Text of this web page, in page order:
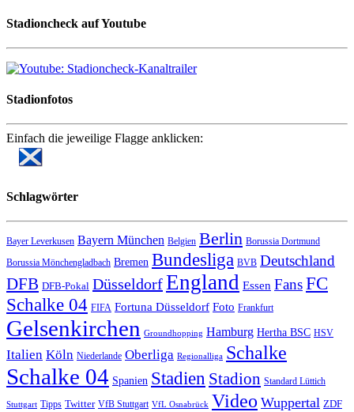
Stadioncheck auf Youtube
Stadionfotos
Einfach die jeweilige Flagge anklicken:
Schlagwörter
Bayer Leverkusen Bayern München Belgien Berlin Borussia Dortmund
Borussia Mönchengladbach Bremen Bundesliga BVB Deutschland
DFB DFB-Pokal DüsseldorfEngland Essen FansFC
Schalke 04 FIFA Fortuna Düsseldorf Foto Frankfurt
Gelsenkirchen Groundhopping Hamburg Hertha BSC HSV
Italien Köln Niederlande Oberliga Regionalliga Schalke
Schalke 04 Spanien Stadien Stadion Standard Lüttich
Stuttgart Tipps Twitter VfB Stuttgart VfL Osnabrück Video Wuppertal ZDF